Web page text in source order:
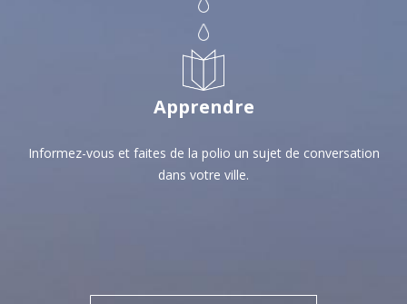
Apprendre
Informez-vous et faites de la polio un sujet de conversation
dans votre ville.